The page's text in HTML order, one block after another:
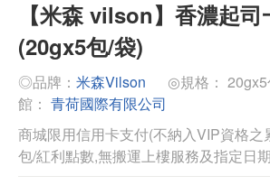
【米森 vilson】香濃起司
(20gx5包/袋)
◎品牌： 米森Vilson ◎規格： 20gx5
館： 青荷國際有限公司
商城限用信用卡支付(不納入VIP資格之
包/紅利點數,無搬運上樓服務及指定日